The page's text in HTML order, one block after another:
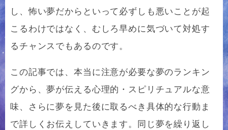
し、怖い夢だからといって必ずしも悪いことが起
こるわけではなく、むしろ早めに気づいて対処す
るチャンスでもあるのです。
この記事では、本当に注意が必要な夢のランキン
グから、夢が伝える心理的・スピリチュアルな意
味、さらに夢を見た後に取るべき具体的な行動ま
で詳しくお伝えしていきます。同じ夢を繰り返し